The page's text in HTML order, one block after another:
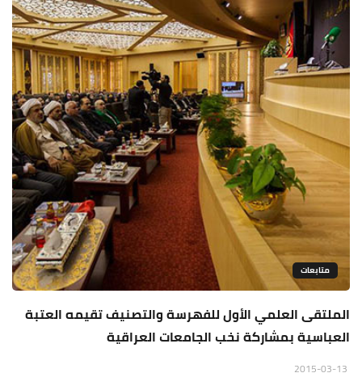
متابعات
الملتقى العلمي الأول للفهرسة والتصنيف تقيمه العتبة
العباسية بمشاركة نخب الجامعات العراقية